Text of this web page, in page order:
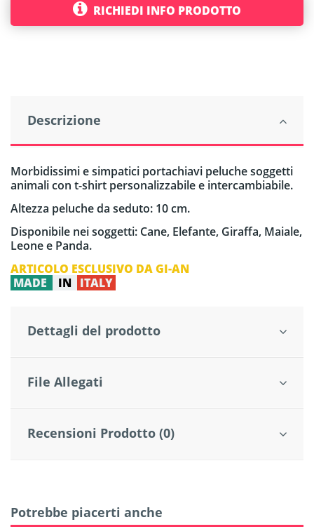
RICHIEDI INFO PRODOTTO
Descrizione
Morbidissimi e simpatici portachiavi peluche soggetti
animali con t-shirt personalizzabile e intercambiabile.
Altezza peluche da seduto: 10 cm.
Disponibile nei soggetti: Cane, Elefante, Giraffa, Maiale,
Leone e Panda.
ARTICOLO ESCLUSIVO DA GI-AN
MADE
IN ITALY
Dettagli del prodotto
File Allegati
Recensioni Prodotto (0)
Potrebbe piacerti anche